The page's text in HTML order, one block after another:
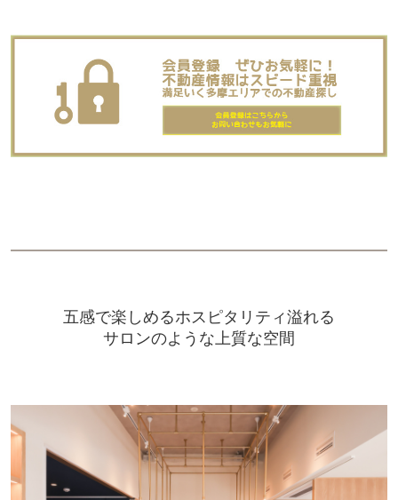
五感で楽しめるホスピタリティ溢れる
サロンのような上質な空間